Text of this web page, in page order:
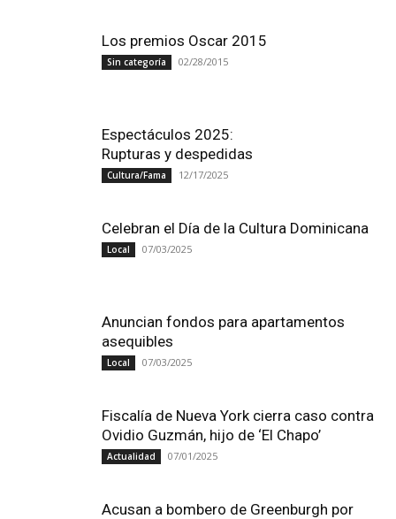
Los premios Oscar 2015
Sin categoría 02/28/2015
Espectáculos 2025:
Rupturas y despedidas
Cultura/Fama 12/17/2025
Celebran el Día de la Cultura Dominicana
Local 07/03/2025
Anuncian fondos para apartamentos
asequibles
Local 07/03/2025
Fiscalía de Nueva York cierra caso contra
Ovidio Guzmán, hijo de ‘El Chapo’
Actualidad 07/01/2025
Acusan a bombero de Greenburgh por